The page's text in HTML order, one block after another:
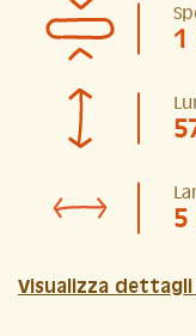
1
5
Visualizza